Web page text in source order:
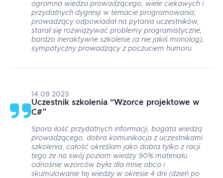
ogromna wiedza prowadzącego, wiele ciekawych i
przydatnych dygresji w temacie programowania,
prowadzący odpowiadał na pytania uczestników,
starał się rozwiązywać problemy programistyczne,
bardzo ineraktywne szkolenie (a nie jakiś monolog),
sympatyczny prowadzący z poczuciem humoru
14.09.2023
Uczestnik szkolenia “Wzorce projektowe w
C#”
Spora ilość przydatnych informacji, bogata wiedzą
prowadzącego, dobra komunikacja z uczestnikami
szkolenia, całość określam jako dobra tylko z racji
tego że na swój poziom wiedzy 90% materiału
odnośnie wzorców była dla mnie obca i
skumulowanie tej wiedzy w okresie 4 dni (dzień po